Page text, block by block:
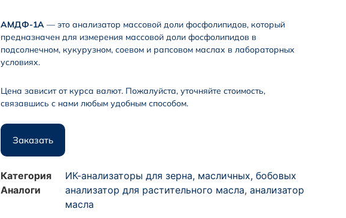
АМДФ-1А — это анализатор массовой доли фосфолипидов, который
предназначен для измерения массовой доли фосфолипидов в
подсолнечном, кукурузном, соевом и рапсовом маслах в лабораторных
условиях.
Цена зависит от курса валют. Пожалуйста, уточняйте стоимость,
связавшись с нами любым удобным способом.
Заказать
Категория
ИК-анализаторы для зерна, масличных, бобовых
Аналоги
анализатор для растительного масла, анализатор
масла